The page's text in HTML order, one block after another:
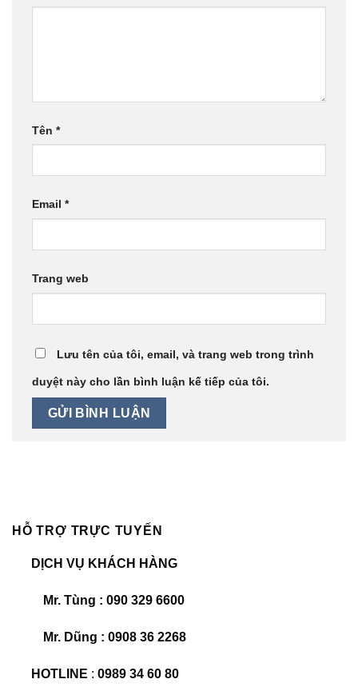
Tên *
Email *
Trang web
Lưu tên của tôi, email, và trang web trong trình
duyệt này cho lần bình luận kế tiếp của tôi.
HỖ TRỢ TRỰC TUYẾN
DỊCH VỤ KHÁCH HÀNG
Mr. Tùng : 090 329 6600
Mr. Dũng : 0908 36 2268
HOTLINE : 0989 34 60 80